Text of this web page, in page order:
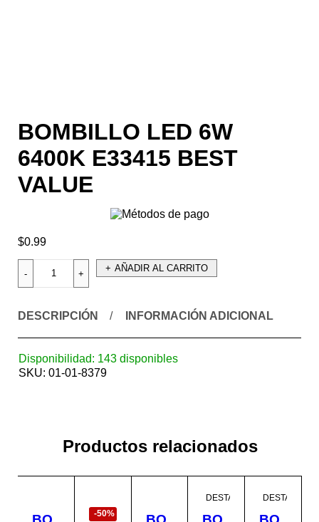
BOMBILLO LED 6W
6400K E33415 BEST
VALUE
$0.99
AÑADIR AL CARRITO
DESCRIPCIÓN INFORMACIÓN ADICIONAL
Disponibilidad: 143 disponibles
SKU: 01-01-8379
Productos relacionados
-50%
DESTACADO DESTACADO